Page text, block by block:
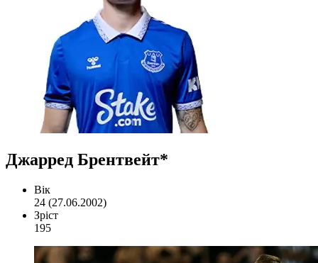
Джарред Брентвейт*
Вік
24 (27.06.2002)
Зріст
195